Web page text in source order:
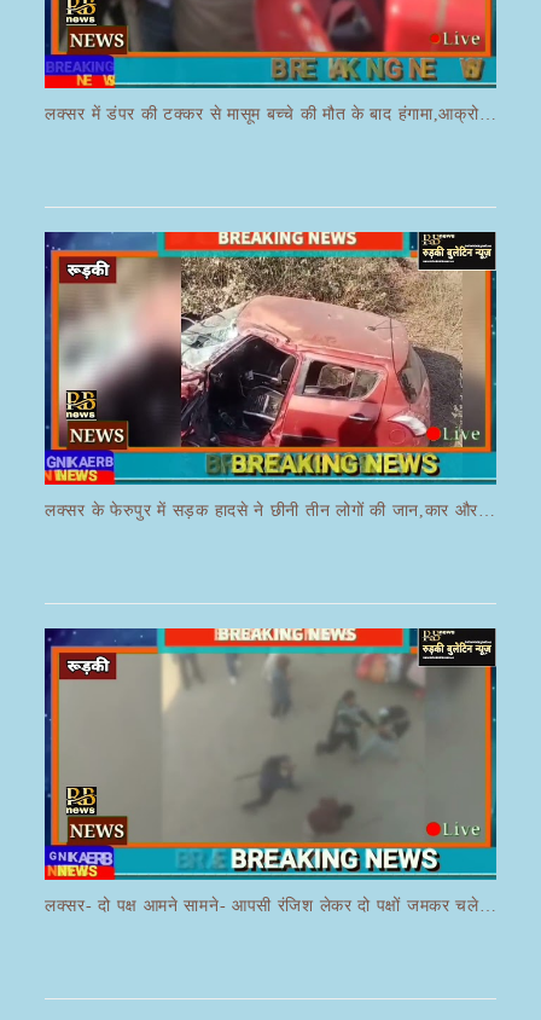
लक्सर में डंपर की टक्कर से मासूम बच्चे की मौत के बाद हंगामा,आक्रोशित भीड़ ने डंपर चालक की करी पिटाई
लक्सर- दो पक्ष आमने सामने- आपसी रंजिश लेकर दो पक्षों जमकर चले लाठी डंडे का वीडियो जमकर हो रहा वायरल